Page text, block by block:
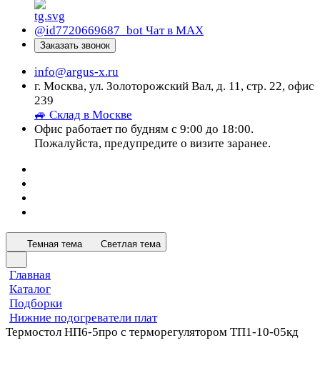
@id7720669687_bot Чат в МАХ
Заказать звонок
info@argus-x.ru
г. Москва, ул. Золоторожский Вал, д. 11, стр. 22, офис
239
🚙 Склад в Москве
Офис работает по будням с 9:00 до 18:00.
Пожалуйста, предупредите о визите заранее.
Темная тема Светлая тема
Главная
Каталог
Подборки
Нижние подогреватели плат
Термостол НП6-5про с терморегулятором ТП1-10-05кд